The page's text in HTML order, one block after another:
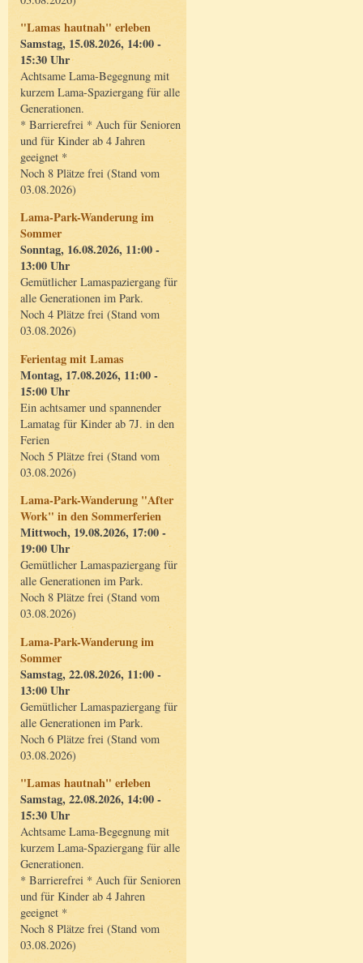
"Lamas hautnah" erleben
Samstag, 15.08.2026, 14:00 -
15:30 Uhr
Achtsame Lama-Begegnung mit
kurzem Lama-Spaziergang für alle
Generationen.
* Barrierefrei * Auch für Senioren
und für Kinder ab 4 Jahren
geeignet *
Noch 8 Plätze frei (Stand vom
03.08.2026)
Lama-Park-Wanderung im
Sommer
Sonntag, 16.08.2026, 11:00 -
13:00 Uhr
Gemütlicher Lamaspaziergang für
alle Generationen im Park.
Noch 4 Plätze frei (Stand vom
03.08.2026)
Ferientag mit Lamas
Montag, 17.08.2026, 11:00 -
15:00 Uhr
Ein achtsamer und spannender
Lamatag für Kinder ab 7J. in den
Ferien
Noch 5 Plätze frei (Stand vom
03.08.2026)
Lama-Park-Wanderung "After
Work" in den Sommerferien
Mittwoch, 19.08.2026, 17:00 -
19:00 Uhr
Gemütlicher Lamaspaziergang für
alle Generationen im Park.
Noch 8 Plätze frei (Stand vom
03.08.2026)
Lama-Park-Wanderung im
Sommer
Samstag, 22.08.2026, 11:00 -
13:00 Uhr
Gemütlicher Lamaspaziergang für
alle Generationen im Park.
Noch 6 Plätze frei (Stand vom
03.08.2026)
"Lamas hautnah" erleben
Samstag, 22.08.2026, 14:00 -
15:30 Uhr
Achtsame Lama-Begegnung mit
kurzem Lama-Spaziergang für alle
Generationen.
* Barrierefrei * Auch für Senioren
und für Kinder ab 4 Jahren
geeignet *
Noch 8 Plätze frei (Stand vom
03.08.2026)